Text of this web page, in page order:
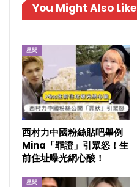
You Might Also Like
星聞
西村力中國粉絲貼吧舉例
Mina「罪證」引眾怒！生
前住址曝光網心酸！
星聞